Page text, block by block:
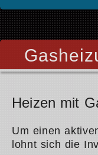
Heizen mit
Um einen
lohnt sich die